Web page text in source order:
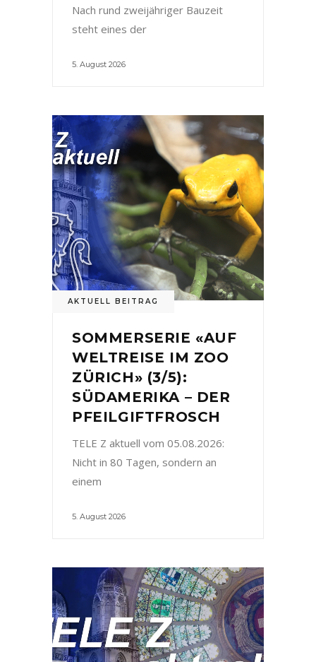
Nach rund zweijähriger Bauzeit
steht eines der
5. August 2026
AKTUELL BEITRAG
SOMMERSERIE «AUF
WELTREISE IM ZOO
ZÜRICH» (3/5):
SÜDAMERIKA – DER
PFEILGIFTFROSCH
TELE Z aktuell vom 05.08.2026:
Nicht in 80 Tagen, sondern an
einem
5. August 2026